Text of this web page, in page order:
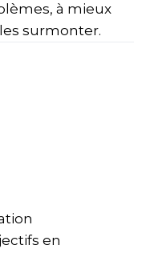
à mieux
surmonter.
en